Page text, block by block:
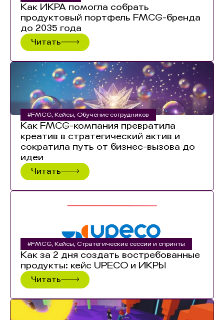
Как ИКРА помогла собрать
продуктовый портфель FMCG-бренда
до 2035 года
Читать
#FMCG, Кейсы, Обучение сотрудников
Как FMCG-компания превратила
креатив в стратегический актив и
сократила путь от бизнес-вызова до
идеи
Читать
#FMCG, Кейсы, Стратегические сессии и спринты
Как за 2 дня создать востребованные
продукты: кейс UPECO и ИКРЫ
Читать